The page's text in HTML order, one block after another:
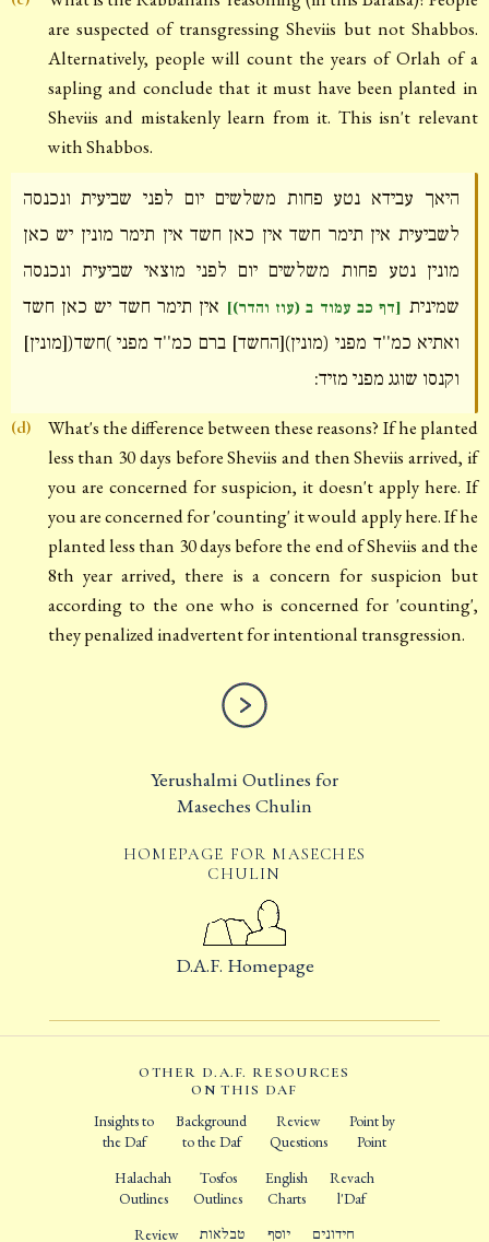
are suspected of transgressing Sheviis but not Shabbos.
Alternatively, people will count the years of Orlah of a
sapling and conclude that it must have been planted in
Sheviis and mistakenly learn from it. This isn't relevant
with Shabbos.
היאך עבידא נטע פחות משלשים יום לפני שביעית ונכנסה
לשביעית אין תימר חשד אין כאן חשד אין תימר מונין יש כאן
מונין נטע פחות משלשים יום לפני מוצאי שביעית ונכנסה
שמינית [דף כב עמוד ב (עוז והדר)] אין תימר חשד יש כאן חשד
ואתיא כמ''ד מפני (מונין)[החשד] ברם כמ''ד מפני )חשד([מונין]
וקנסו שוגג מפני מזיד:
(d)
What's the difference between these reasons? If he planted
less than 30 days before Sheviis and then Sheviis arrived, if
you are concerned for suspicion, it doesn't apply here. If
you are concerned for 'counting' it would apply here. If he
planted less than 30 days before the end of Sheviis and the
8th year arrived, there is a concern for suspicion but
according to the one who is concerned for 'counting',
they penalized inadvertent for intentional transgression.
Yerushalmi Outlines for
Maseches Chulin
HOMEPAGE FOR MASECHES
CHULIN
D.A.F. Homepage
OTHER D.A.F. RESOURCES
ON THIS DAF
Insights to
the Daf
Background
to the Daf
Review
Questions
Point by
Point
Halachah
Outlines
Tosfos
Outlines
English
Charts
Revach
l'Daf
Review
טבלאות יוסף חידונים